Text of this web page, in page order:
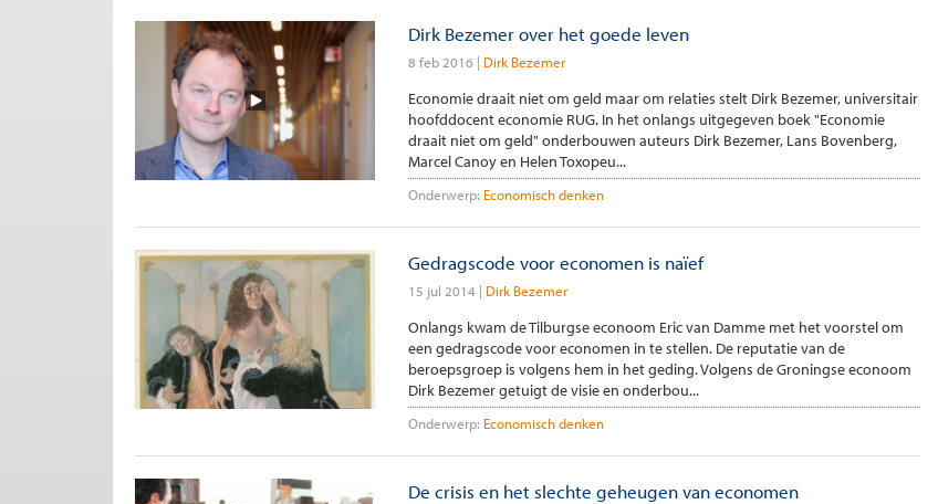
Dirk Bezemer over het goede leven
8 feb 2016 Dirk Bezemer
Economie draait niet om geld maar om relaties stelt Dirk Bezemer, universitair
hoofddocent economie RUG. In het onlangs uitgegeven boek "Economie
draait niet om geld" onderbouwen auteurs Dirk Bezemer, Lans Bovenberg,
Marcel Canoy en Helen Toxopeu...
Onderwerp: Economisch denken
Gedragscode voor economen is naïef
15 jul 2014 Dirk Bezemer
Onlangs kwam de Tilburgse econoom Eric van Damme met het voorstel om
een gedragscode voor economen in te stellen. De reputatie van de
beroepsgroep is volgens hem in het geding. Volgens de Groningse econoom
Dirk Bezemer getuigt de visie en onderbou...
Onderwerp: Economisch denken
De crisis en het slechte geheugen van economen